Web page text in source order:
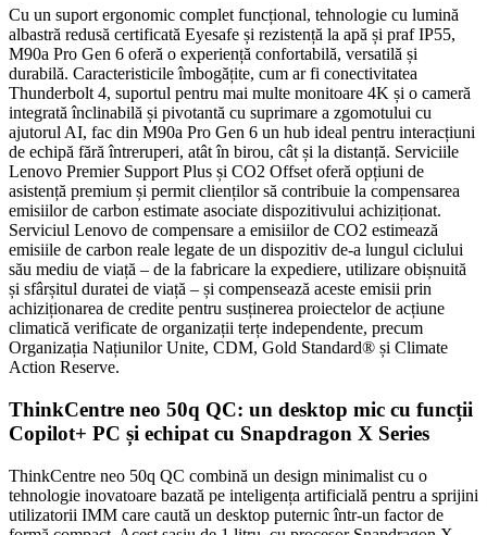
Cu un suport ergonomic complet funcțional, tehnologie cu lumină
albastră redusă certificată Eyesafe și rezistență la apă și praf IP55,
M90a Pro Gen 6 oferă o experiență confortabilă, versatilă și
durabilă. Caracteristicile îmbogățite, cum ar fi conectivitatea
Thunderbolt 4, suportul pentru mai multe monitoare 4K și o cameră
integrată înclinabilă și pivotantă cu suprimare a zgomotului cu
ajutorul AI, fac din M90a Pro Gen 6 un hub ideal pentru interacțiuni
de echipă fără întreruperi, atât în birou, cât și la distanță. Serviciile
Lenovo Premier Support Plus și CO2 Offset oferă opțiuni de
asistență premium și permit clienților să contribuie la compensarea
emisiilor de carbon estimate asociate dispozitivului achiziționat.
Serviciul Lenovo de compensare a emisiilor de CO2 estimează
emisiile de carbon reale legate de un dispozitiv de-a lungul ciclului
său mediu de viață – de la fabricare la expediere, utilizare obișnuită
și sfârșitul duratei de viață – și compensează aceste emisii prin
achiziționarea de credite pentru susținerea proiectelor de acțiune
climatică verificate de organizații terțe independente, precum
Organizația Națiunilor Unite, CDM, Gold Standard® și Climate
Action Reserve.
ThinkCentre neo 50q QC: un desktop mic cu funcții
Copilot+ PC și echipat cu Snapdragon X Series
ThinkCentre neo 50q QC combină un design minimalist cu o
tehnologie inovatoare bazată pe inteligența artificială pentru a sprijini
utilizatorii IMM care caută un desktop puternic într-un factor de